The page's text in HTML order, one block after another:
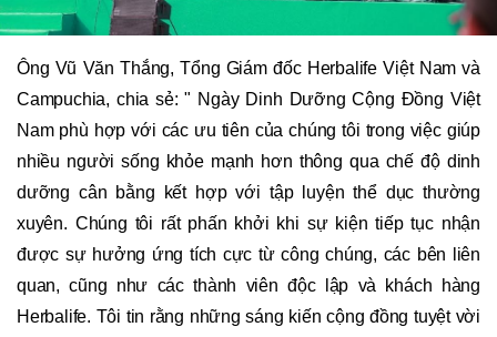
Ông Vũ Văn Thắng, Tổng Giám đốc Herbalife Việt Nam và
Campuchia, chia sẻ: " Ngày Dinh Dưỡng Cộng Đồng Việt
Nam phù hợp với các ưu tiên của chúng tôi trong việc giúp
nhiều người sống khỏe mạnh hơn thông qua chế độ dinh
dưỡng cân bằng kết hợp với tập luyện thể dục thường
xuyên. Chúng tôi rất phấn khởi khi sự kiện tiếp tục nhận
được sự hưởng ứng tích cực từ công chúng, các bên liên
quan, cũng như các thành viên độc lập và khách hàng
Herbalife. Tôi tin rằng những sáng kiến ​​cộng đồng tuyệt vời